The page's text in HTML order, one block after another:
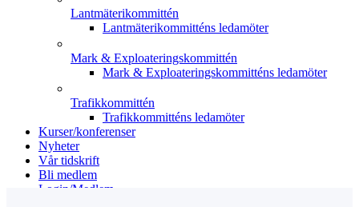
Lantmäterikommittén
Lantmäterikommitténs ledamöter
Mark & Exploateringskommittén
Mark & Exploateringskommitténs ledamöter
Trafikkommittén
Trafikkommitténs ledamöter
Kurser/konferenser
Nyheter
Vår tidskrift
Bli medlem
Login/Medlem